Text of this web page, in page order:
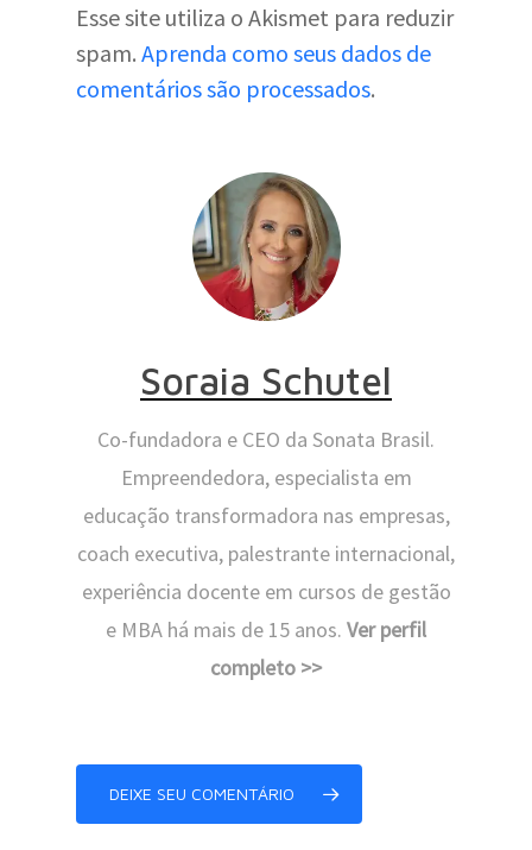
Esse site utiliza o Akismet para reduzir
spam. Aprenda como seus dados de
comentários são processados.
Soraia Schutel
Co-fundadora e CEO da Sonata Brasil.
Empreendedora, especialista em
educação transformadora nas empresas,
coach executiva, palestrante internacional,
experiência docente em cursos de gestão
e MBA há mais de 15 anos. Ver perfil
completo >>
DEIXE SEU COMENTÁRIO